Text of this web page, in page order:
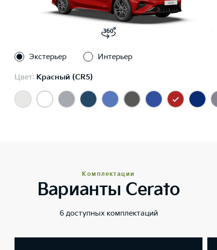
Экстерьер Интерьер
Цвет: Красный (CR5)
Комплектации
Варианты Cerato
6 доступных комплектаций